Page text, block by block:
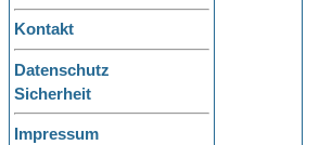
Kontakt
Datenschutz
Sicherheit
Impressum